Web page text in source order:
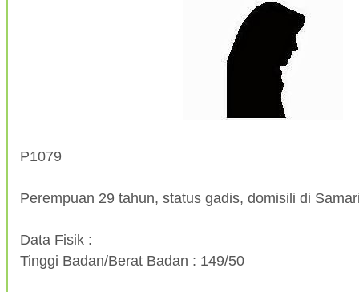
P1079
Perempuan 29 tahun, status gadis, domisili di
Data Fisik :
Tinggi Badan/Berat Badan : 149/50